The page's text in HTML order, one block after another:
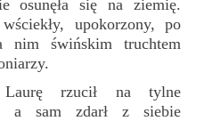
osunęła się na ziemię.
upokorzony, po
nim świńskim truchtem
Laurę rzucił na tylne
a sam zdarł z siebie